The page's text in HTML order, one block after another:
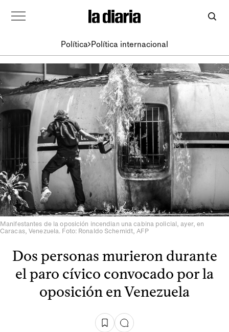
Política Política internacional
Manifestantes de la oposición incendian una cabina policial, ayer, en
Caracas, Venezuela. Foto: Ronaldo Schemidt, AFP
Dos personas murieron durante
el paro cívico convocado por la
oposición en Venezuela